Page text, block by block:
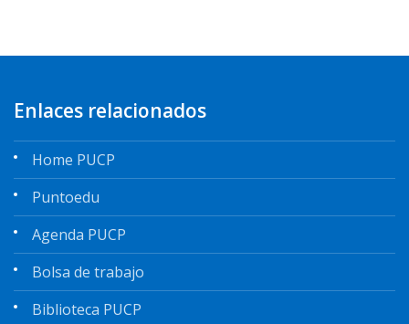
Enlaces relacionados
Home PUCP
Puntoedu
Agenda PUCP
Bolsa de trabajo
Biblioteca PUCP